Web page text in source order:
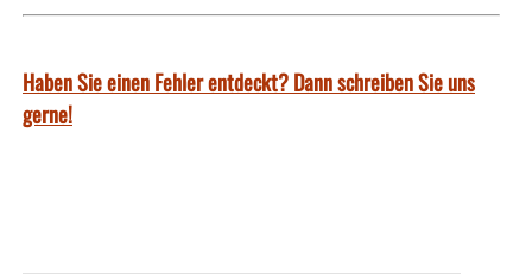
Haben Sie einen Fehler entdeckt? Dann schreiben Sie uns
gerne!